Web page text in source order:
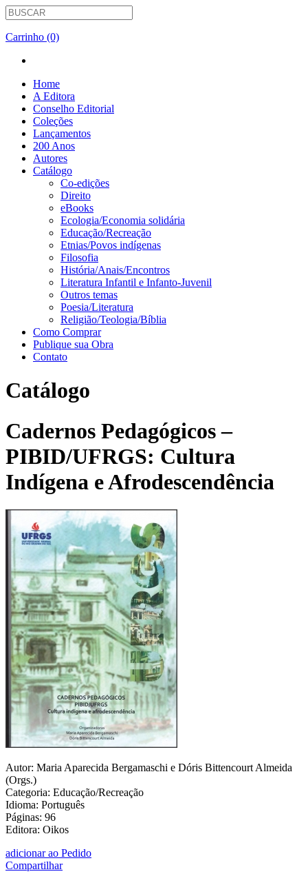
Carrinho (0)
Home
A Editora
Conselho Editorial
Coleções
Lançamentos
200 Anos
Autores
Catálogo
Co-edições
Direito
eBooks
Ecologia/Economia solidária
Educação/Recreação
Etnias/Povos indígenas
Filosofia
História/Anais/Encontros
Literatura Infantil e Infanto-Juvenil
Outros temas
Poesia/Literatura
Religião/Teologia/Bíblia
Como Comprar
Publique sua Obra
Contato
Catálogo
Cadernos Pedagógicos –
PIBID/UFRGS: Cultura
Indígena e Afrodescendência
Autor: Maria Aparecida Bergamaschi e Dóris Bittencourt Almeida
(Orgs.)
Categoria: Educação/Recreação
Idioma: Português
Páginas: 96
Editora: Oikos
adicionar ao Pedido
Compartilhar